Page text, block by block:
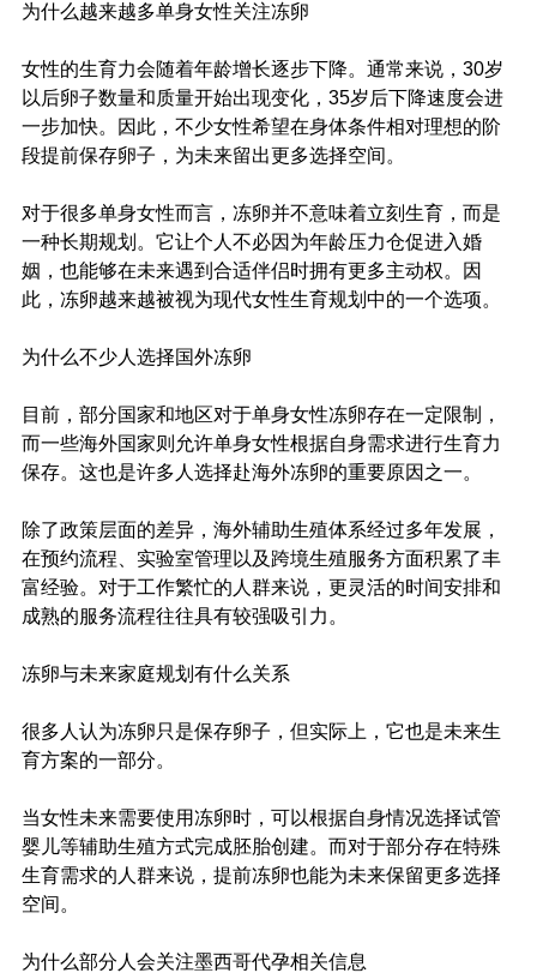
为什么越来越多单身女性关注冻卵
女性的生育力会随着年龄增长逐步下降。通常来说，30岁
以后卵子数量和质量开始出现变化，35岁后下降速度会进
一步加快。因此，不少女性希望在身体条件相对理想的阶
段提前保存卵子，为未来留出更多选择空间。
对于很多单身女性而言，冻卵并不意味着立刻生育，而是
一种长期规划。它让个人不必因为年龄压力仓促进入婚
姻，也能够在未来遇到合适伴侣时拥有更多主动权。因
此，冻卵越来越被视为现代女性生育规划中的一个选项。
为什么不少人选择国外冻卵
目前，部分国家和地区对于单身女性冻卵存在一定限制，
而一些海外国家则允许单身女性根据自身需求进行生育力
保存。这也是许多人选择赴海外冻卵的重要原因之一。
除了政策层面的差异，海外辅助生殖体系经过多年发展，
在预约流程、实验室管理以及跨境生殖服务方面积累了丰
富经验。对于工作繁忙的人群来说，更灵活的时间安排和
成熟的服务流程往往具有较强吸引力。
冻卵与未来家庭规划有什么关系
很多人认为冻卵只是保存卵子，但实际上，它也是未来生
育方案的一部分。
当女性未来需要使用冻卵时，可以根据自身情况选择试管
婴儿等辅助生殖方式完成胚胎创建。而对于部分存在特殊
生育需求的人群来说，提前冻卵也能为未来保留更多选择
空间。
为什么部分人会关注墨西哥代孕相关信息